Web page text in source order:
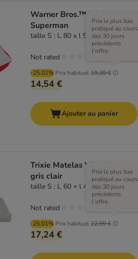
Warner Bros.™ DC Matelas
Superman
taille S : L 80 x l 50 x H 15 cm
-25.01% Prix habituel19,39 €
Prix le plus bas
pratiqué au cours
des 30 jours
précédents
l'offre.
14,54 €
Not rated
Ajouter au panier
Trixie Matelas Vital Noah,
gris clair
taille S : L 60 × l 45 cm
-25.01% Prix habituel22,99 €
Prix le plus bas
pratiqué au cours
des 30 jours
précédents
l'offre.
17,24 €
Not rated